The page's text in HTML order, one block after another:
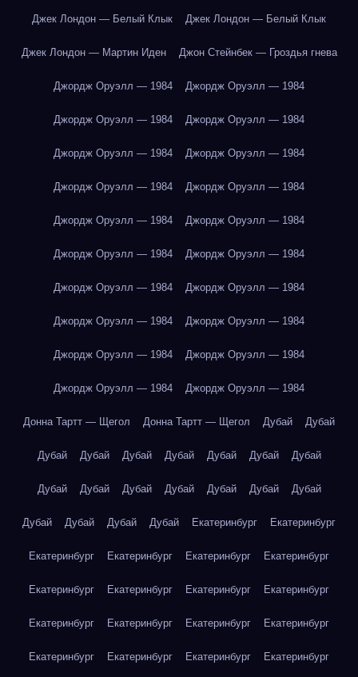
Джек Лондон — Белый Клык Джек Лондон — Белый Клык
Джек Лондон — Мартин Иден Джон Стейнбек — Гроздья гнева
Джордж Оруэлл — 1984 Джордж Оруэлл — 1984
Джордж Оруэлл — 1984 Джордж Оруэлл — 1984
Джордж Оруэлл — 1984 Джордж Оруэлл — 1984
Джордж Оруэлл — 1984 Джордж Оруэлл — 1984
Джордж Оруэлл — 1984 Джордж Оруэлл — 1984
Джордж Оруэлл — 1984 Джордж Оруэлл — 1984
Джордж Оруэлл — 1984 Джордж Оруэлл — 1984
Джордж Оруэлл — 1984 Джордж Оруэлл — 1984
Джордж Оруэлл — 1984 Джордж Оруэлл — 1984
Джордж Оруэлл — 1984 Джордж Оруэлл — 1984
Донна Тартт — Щегол Донна Тартт — Щегол Дубай Дубай
Дубай Дубай Дубай Дубай Дубай Дубай Дубай
Дубай Дубай Дубай Дубай Дубай Дубай Дубай
Дубай Дубай Дубай Дубай Екатеринбург Екатеринбург
Екатеринбург Екатеринбург Екатеринбург Екатеринбург
Екатеринбург Екатеринбург Екатеринбург Екатеринбург
Екатеринбург Екатеринбург Екатеринбург Екатеринбург
Екатеринбург Екатеринбург Екатеринбург Екатеринбург